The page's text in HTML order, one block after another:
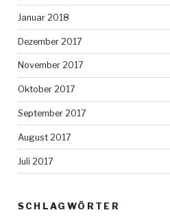
Januar 2018
Dezember 2017
November 2017
Oktober 2017
September 2017
August 2017
Juli 2017
SCHLAGWÖRTER